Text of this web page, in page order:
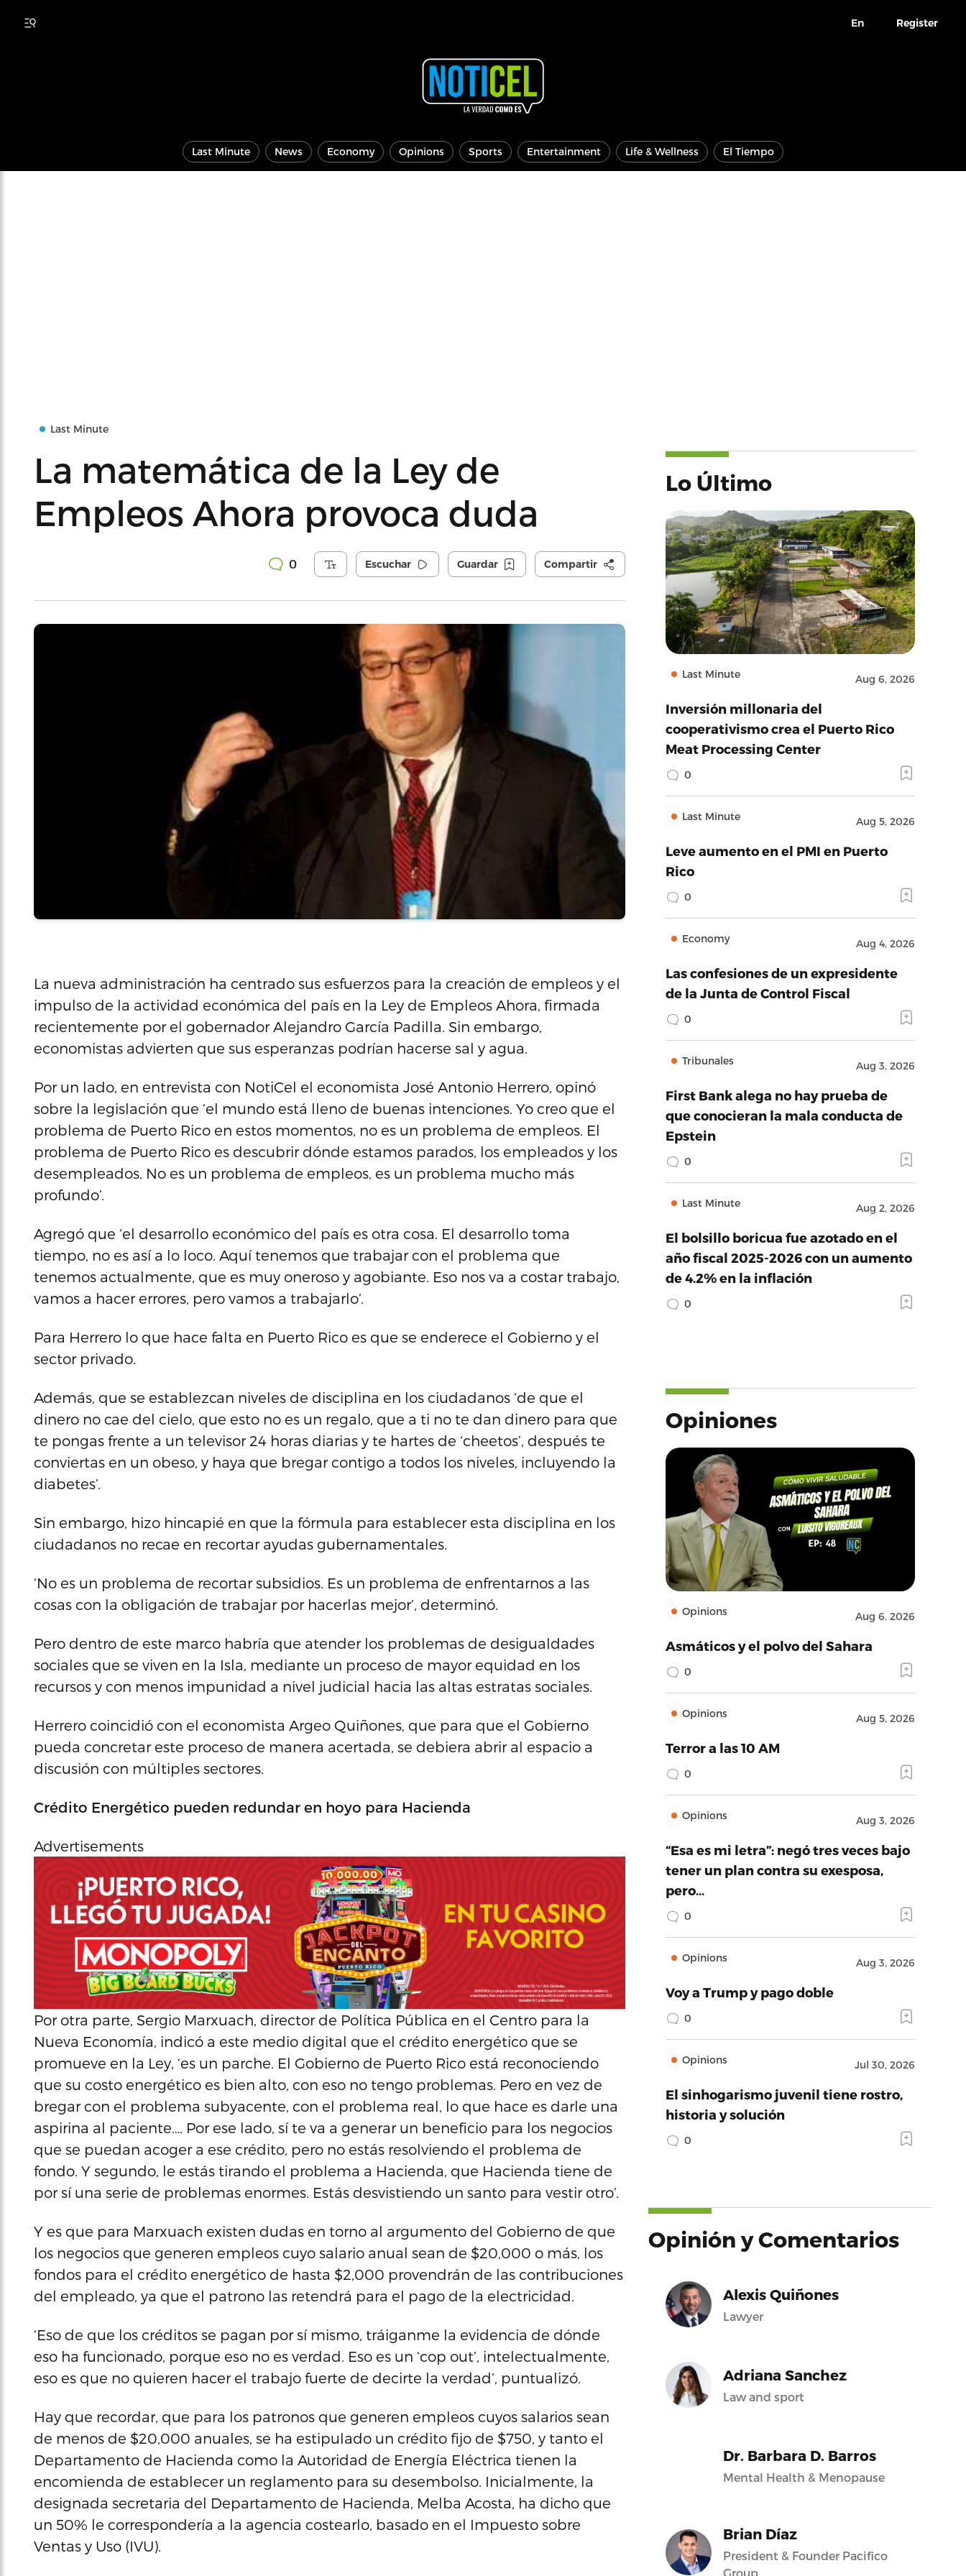
En Register
Last Minute News Economy Opinions Sports Entertainment Life & Wellness El Tiempo
Last Minute
La matemática de la Ley de
Empleos Ahora provoca duda
0 Escuchar Guardar Compartir
La nueva administración ha centrado sus esfuerzos para la creación de empleos y el
impulso de la actividad económica del país en la Ley de Empleos Ahora, firmada
recientemente por el gobernador Alejandro García Padilla. Sin embargo,
economistas advierten que sus esperanzas podrían hacerse sal y agua.
Por un lado, en entrevista con NotiCel el economista José Antonio Herrero, opinó
sobre la legislación que ‘el mundo está lleno de buenas intenciones. Yo creo que el
problema de Puerto Rico en estos momentos, no es un problema de empleos. El
problema de Puerto Rico es descubrir dónde estamos parados, los empleados y los
desempleados. No es un problema de empleos, es un problema mucho más
profundo’.
Agregó que ‘el desarrollo económico del país es otra cosa. El desarrollo toma
tiempo, no es así a lo loco. Aquí tenemos que trabajar con el problema que
tenemos actualmente, que es muy oneroso y agobiante. Eso nos va a costar trabajo,
vamos a hacer errores, pero vamos a trabajarlo’.
Para Herrero lo que hace falta en Puerto Rico es que se enderece el Gobierno y el
sector privado.
Además, que se establezcan niveles de disciplina en los ciudadanos ‘de que el
dinero no cae del cielo, que esto no es un regalo, que a ti no te dan dinero para que
te pongas frente a un televisor 24 horas diarias y te hartes de ‘cheetos’, después te
conviertas en un obeso, y haya que bregar contigo a todos los niveles, incluyendo la
diabetes’.
Sin embargo, hizo hincapié en que la fórmula para establecer esta disciplina en los
ciudadanos no recae en recortar ayudas gubernamentales.
‘No es un problema de recortar subsidios. Es un problema de enfrentarnos a las
cosas con la obligación de trabajar por hacerlas mejor’, determinó.
Pero dentro de este marco habría que atender los problemas de desigualdades
sociales que se viven en la Isla, mediante un proceso de mayor equidad en los
recursos y con menos impunidad a nivel judicial hacia las altas estratas sociales.
Herrero coincidió con el economista Argeo Quiñones, que para que el Gobierno
pueda concretar este proceso de manera acertada, se debiera abrir al espacio a
discusión con múltiples sectores.
Crédito Energético pueden redundar en hoyo para Hacienda
Advertisements
Por otra parte, Sergio Marxuach, director de Política Pública en el Centro para la
Nueva Economía, indicó a este medio digital que el crédito energético que se
promueve en la Ley, ‘es un parche. El Gobierno de Puerto Rico está reconociendo
que su costo energético es bien alto, con eso no tengo problemas. Pero en vez de
bregar con el problema subyacente, con el problema real, lo que hace es darle una
aspirina al paciente…. Por ese lado, sí te va a generar un beneficio para los negocios
que se puedan acoger a ese crédito, pero no estás resolviendo el problema de
fondo. Y segundo, le estás tirando el problema a Hacienda, que Hacienda tiene de
por sí una serie de problemas enormes. Estás desvistiendo un santo para vestir otro’.
Y es que para Marxuach existen dudas en torno al argumento del Gobierno de que
los negocios que generen empleos cuyo salario anual sean de $20,000 o más, los
fondos para el crédito energético de hasta $2,000 provendrán de las contribuciones
del empleado, ya que el patrono las retendrá para el pago de la electricidad.
‘Eso de que los créditos se pagan por sí mismo, tráiganme la evidencia de dónde
eso ha funcionado, porque eso no es verdad. Eso es un ‘cop out’, intelectualmente,
eso es que no quieren hacer el trabajo fuerte de decirte la verdad’, puntualizó.
Hay que recordar, que para los patronos que generen empleos cuyos salarios sean
de menos de $20,000 anuales, se ha estipulado un crédito fijo de $750, y tanto el
Departamento de Hacienda como la Autoridad de Energía Eléctrica tienen la
encomienda de establecer un reglamento para su desembolso. Inicialmente, la
designada secretaria del Departamento de Hacienda, Melba Acosta, ha dicho que
un 50% le correspondería a la agencia costearlo, basado en el Impuesto sobre
Ventas y Uso (IVU).
Lo Último
Last Minute Aug 6, 2026
Inversión millonaria del
cooperativismo crea el Puerto Rico
Meat Processing Center
0
Last Minute Aug 5, 2026
Leve aumento en el PMI en Puerto
Rico
0
Economy Aug 4, 2026
Las confesiones de un expresidente
de la Junta de Control Fiscal
0
Tribunales Aug 3, 2026
First Bank alega no hay prueba de
que conocieran la mala conducta de
Epstein
0
Last Minute Aug 2, 2026
El bolsillo boricua fue azotado en el
año fiscal 2025-2026 con un aumento
de 4.2% en la inflación
0
Opiniones
Opinions Aug 6, 2026
Asmáticos y el polvo del Sahara
0
Opinions Aug 5, 2026
Terror a las 10 AM
0
Opinions Aug 3, 2026
“Esa es mi letra”: negó tres veces bajo
tener un plan contra su exesposa,
pero…
0
Opinions Aug 3, 2026
Voy a Trump y pago doble
0
Opinions Jul 30, 2026
El sinhogarismo juvenil tiene rostro,
historia y solución
0
Opinión y Comentarios
Alexis Quiñones
Lawyer
Adriana Sanchez
Law and sport
Dr. Barbara D. Barros
Mental Health & Menopause
Brian Díaz
President & Founder Pacifico
Group